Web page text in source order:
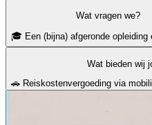
Wat vragen we?
🎓 Een (bijna) afgeronde opleiding
Wat bieden wij
🚗 Reiskostenvergoeding via